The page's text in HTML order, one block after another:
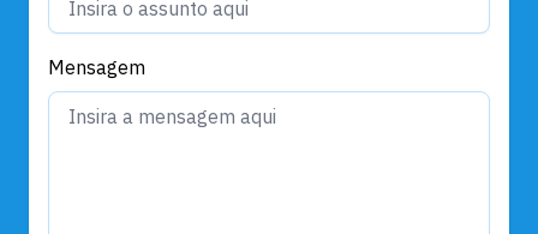
Mensagem